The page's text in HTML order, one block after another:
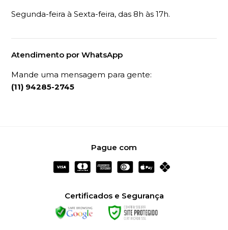
Segunda-feira à Sexta-feira, das 8h às 17h.
Atendimento por WhatsApp
Mande uma mensagem para gente:
(11) 94285-2745
Pague com
Certificados e Segurança